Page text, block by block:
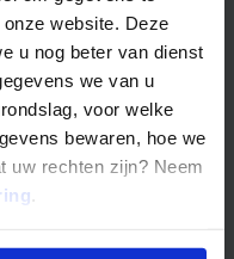
website. Deze
u nog beter van dienst
we van u
voor welke
bewaren, hoe we
uw rechten zijn? Neem
.
van
voor uw